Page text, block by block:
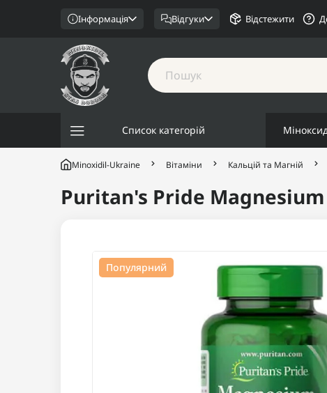
Інформація Відгуки Відстежити
Список категорій
Minoxidil-Ukraine Вітаміни Кальцій та Магній
Puritan's Pride
Популярний